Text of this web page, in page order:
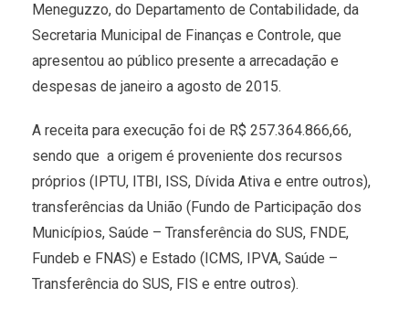
Meneguzzo, do Departamento de Contabilidade, da
Secretaria Municipal de Finanças e Controle, que
apresentou ao público presente a arrecadação e
despesas de janeiro a agosto de 2015.
A receita para execução foi de R$ 257.364.866,66,
sendo que a origem é proveniente dos recursos
próprios (IPTU, ITBI, ISS, Dívida Ativa e entre outros),
transferências da União (Fundo de Participação dos
Municípios, Saúde – Transferência do SUS, FNDE,
Fundeb e FNAS) e Estado (ICMS, IPVA, Saúde –
Transferência do SUS, FIS e entre outros).